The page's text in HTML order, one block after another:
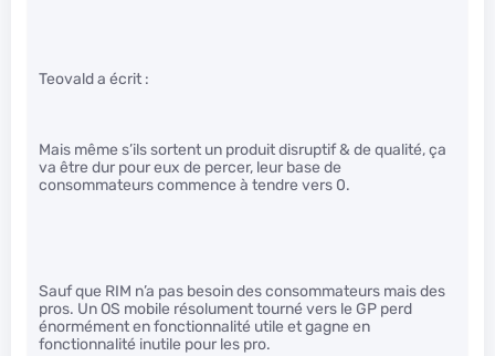
Teovald a écrit :
Mais même s’ils sortent un produit disruptif & de qualité, ça
va être dur pour eux de percer, leur base de
consommateurs commence à tendre vers 0.
Sauf que RIM n’a pas besoin des consommateurs mais des
pros. Un OS mobile résolument tourné vers le GP perd
énormément en fonctionnalité utile et gagne en
fonctionnalité inutile pour les pro.